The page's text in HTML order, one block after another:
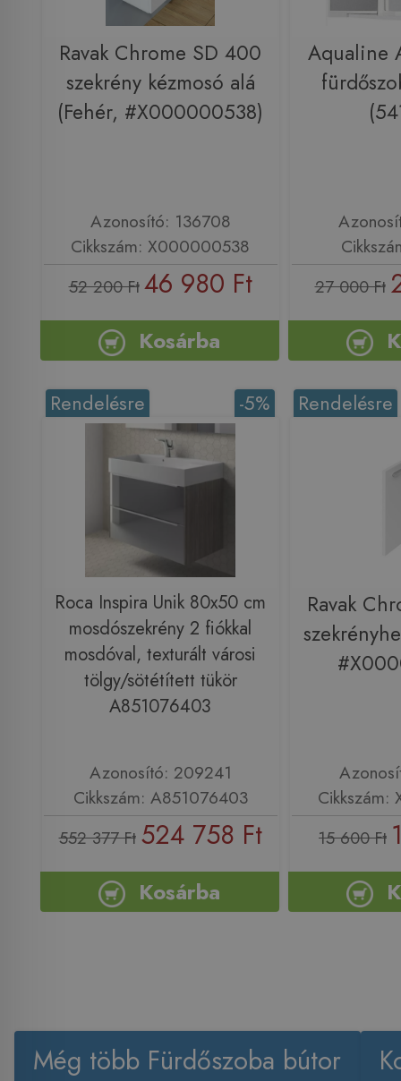
Ravak Chrome SD 400
szekrény kézmosó alá
(Fehér, #X000000538)
Azonosító: 136708
Cikkszám: X000000538
52 200 Ft 46 980 Ft
Kosárba
Aqualine
27 000 Ft
-5%
Rendelésre
Roca Inspira Unik 80x50 cm
mosdószekrény 2 fiókkal
mosdóval, texturált városi
tölgy/sötétített tükör
A851076403
Azonosító: 209241
Cikkszám: A851076403
552 377 Ft 524 758 Ft
Kosárba
Rendelésre
Ravak
15 600 Ft
Még több Fürdőszoba bútor